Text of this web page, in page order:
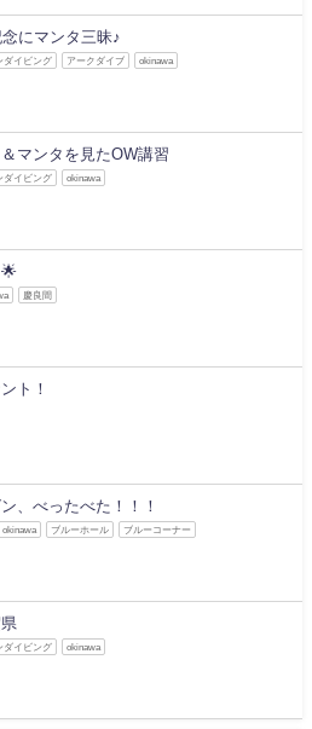
にマンタ三昧♪
ダイビング アークダイブ okinawa
マンタを見たOW講習
ダイビング okinawa
慶良間
ト！
、べったべた！！！
okinawa ブルーホール ブルーコーナー
ダイビング okinawa